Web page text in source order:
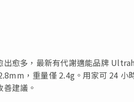
出愈多，最新有代謝適能品牌
，重量僅 2.4g。用家可 24
建議。